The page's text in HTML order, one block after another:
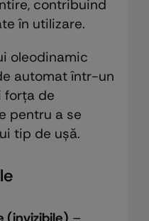
contribuind
în utilizare.
oleodinamic
automat într-un
forța de
pentru a se
tip de ușă.